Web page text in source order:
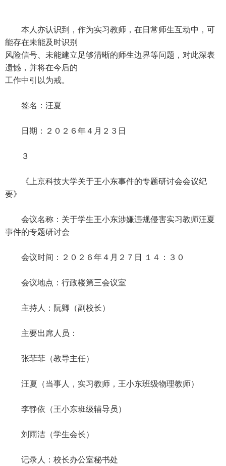
本人亦认识到，作为实习教师，在日常师生互动中，可
能存在未能及时识别
风险信号、未能建立足够清晰的师生边界等问题，对此深表
遗憾，并将在今后的
工作中引以为戒。
签名：汪夏
日期：２０２６年４月２３日
３
《上京科技大学关于王小东事件的专题研讨会会议纪
要》
会议名称：关于学生王小东涉嫌违规侵害实习教师汪夏
事件的专题研讨会
会议时间：２０２６年４月２７日 １４：３０
会议地点：行政楼第三会议室
主持人：阮卿（副校长）
主要出席人员：
张菲菲（教导主任）
汪夏（当事人，实习教师，王小东班级物理教师）
李静依（王小东班级辅导员）
刘雨洁（学生会长）
记录人：校长办公室秘书处